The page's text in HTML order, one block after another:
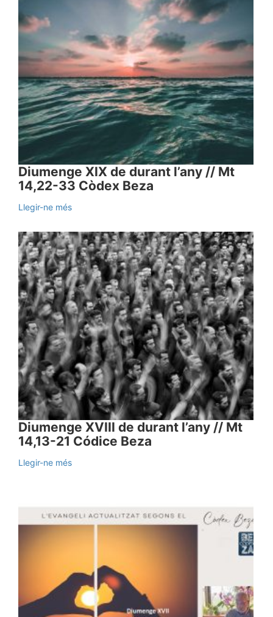
Diumenge XIX de durant l’any // Mt
14,22-33 Còdex Beza
Llegir-ne més
Diumenge XVIII de durant l’any // Mt
14,13-21 Códice Beza
Llegir-ne més